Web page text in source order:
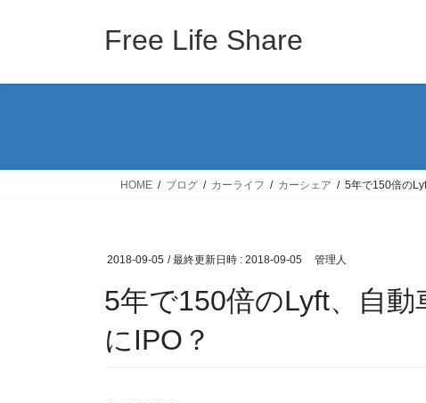
Free Life Share
HOME ブログ カーライフ カーシェア 5年で150倍の
2018-09-05 / 最終更新日時 : 2018-09-05 管理人
5年で150倍のLyft、自
にIPO？